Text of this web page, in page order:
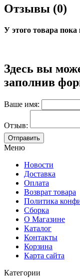
Отзывы (0)
У этого товара пока
Здесь вы
заполнив
Ваше имя:
Отзыв:
Меню
Новости
Доставка
Оплата
Возврат товара
Политика
Сборка
О Магазине
Каталог
Контакты
Корзина
Карта сайта
Категории